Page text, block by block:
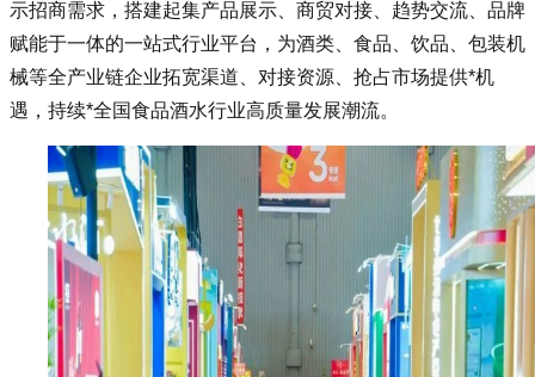
示招商需求，搭建起集产品展示、商贸对接、趋势交流、品牌
赋能于一体的一站式行业平台，为酒类、食品、饮品、包装机
械等全产业链企业拓宽渠道、对接资源、抢占市场提供*机
遇，持续*全国食品酒水行业高质量发展潮流。